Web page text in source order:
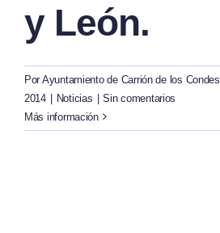
y León.
Por Ayuntamiento de Carrión de los Condes
2014
Noticias
Sin comentarios
Más información